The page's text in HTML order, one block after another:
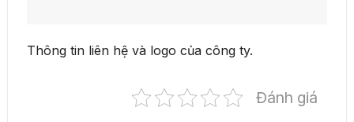
Thông tin liên hệ và logo của công ty.
Đánh giá